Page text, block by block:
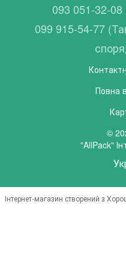
093 051-32-08
099 915-54-77
Повна
©
"AllPack"
Інтернет-магазин створений з